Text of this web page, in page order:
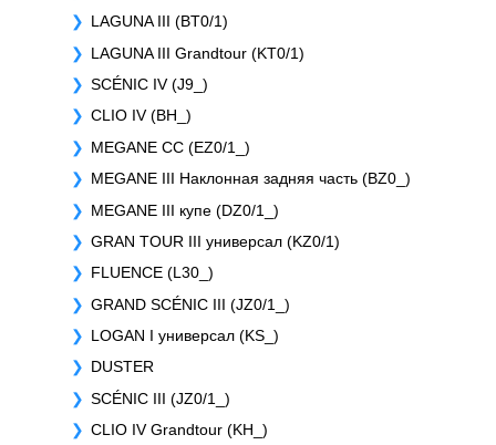
LAGUNA III (BT0/1)
LAGUNA III Grandtour (KT0/1)
SCÉNIC IV (J9_)
CLIO IV (BH_)
MEGANE CC (EZ0/1_)
MEGANE III Наклонная задняя часть (BZ0_)
MEGANE III купе (DZ0/1_)
GRAN TOUR III универсал (KZ0/1)
FLUENCE (L30_)
GRAND SCÉNIC III (JZ0/1_)
LOGAN I универсал (KS_)
DUSTER
SCÉNIC III (JZ0/1_)
CLIO IV Grandtour (KH_)